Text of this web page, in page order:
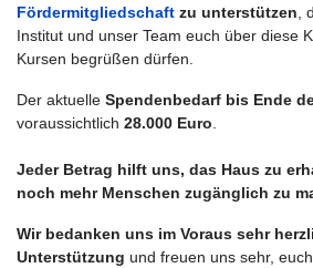
Fördermitgliedschaft zu unterstützen,
Institut und unser Team euch über diese
Kursen begrüßen dürfen.
Der aktuelle Spendenbedarf bis Ende
voraussichtlich 28.000 Euro.
Jeder Betrag hilft uns, das Haus zu
noch mehr Menschen zugänglich zu
Wir bedanken uns im Voraus sehr
Unterstützung und freuen uns sehr,